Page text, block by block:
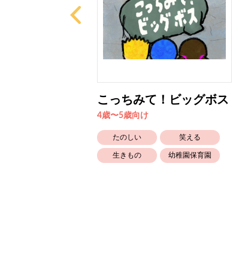
こっちみて！ビッグボス
4歳〜5歳向け
たのしい 笑える
生きもの 幼稚園保育園